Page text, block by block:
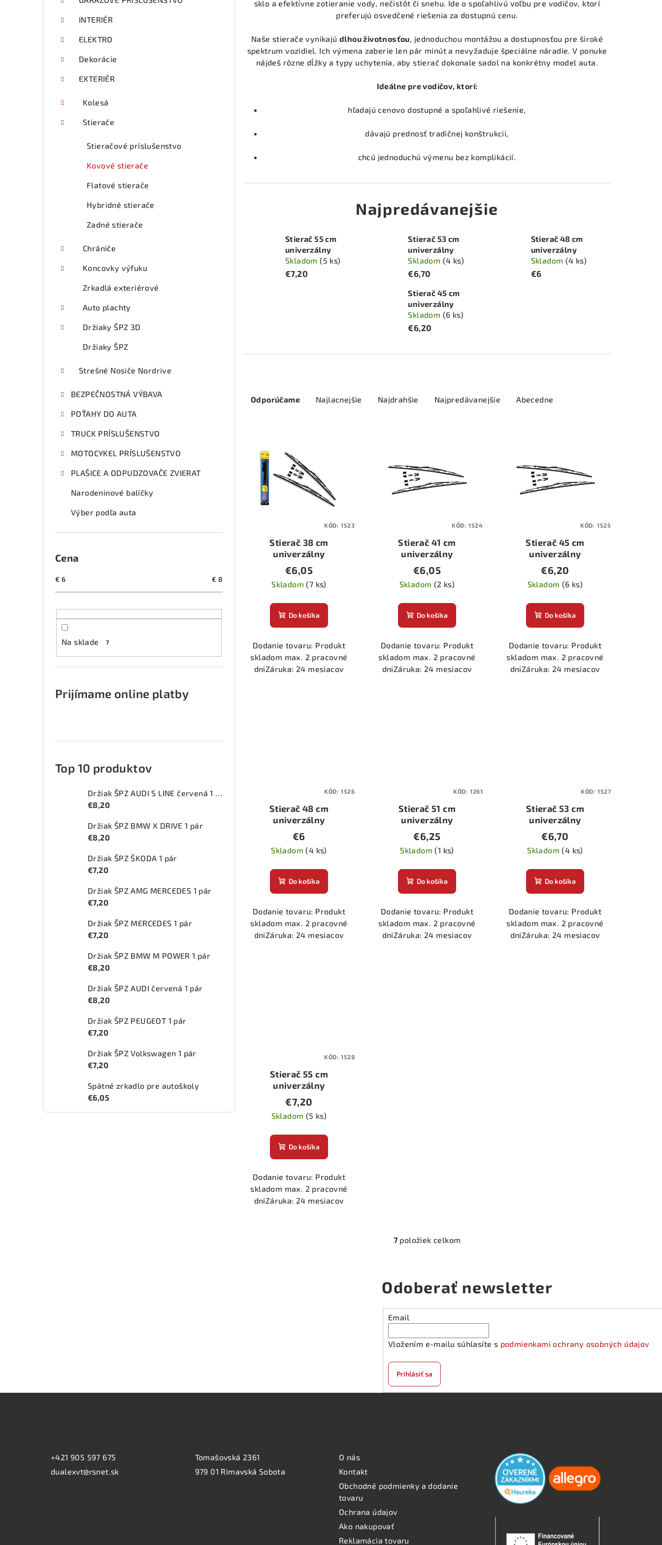
INTERIÉR
ELEKTRO
Dekorácie
EXTERIÉR
Kolesá
Stierače
Stieračové príslušenstvo
Kovové stierače
Flatové stierače
Hybridné stierače
Zadné stierače
Chrániče
Koncovky výfuku
Zrkadlá exteriérové
Auto plachty
Držiaky ŠPZ 3D
Držiaky ŠPZ
Strešné Nosiče Nordrive
BEZPEČNOSTNÁ VÝBAVA
POŤAHY DO AUTA
TRUCK PRÍSLUŠENSTVO
MOTOCYKEL PRÍSLUŠENSTVO
PLAŠICE A ODPUDZOVAČE ZVIERAT
Narodeninové balíčky
Výber podľa auta
Cena
€ 6 € 8
Na sklade 7
Prijímame online platby
Top 10 produktov
Držiak ŠPZ AUDI S LINE červená 1 pár
€8,20
Držiak ŠPZ BMW X DRIVE 1 pár
€8,20
Držiak ŠPZ ŠKODA 1 pár
€7,20
Držiak ŠPZ AMG MERCEDES 1 pár
€7,20
Držiak ŠPZ MERCEDES 1 pár
€7,20
Držiak ŠPZ BMW M POWER 1 pár
€8,20
Držiak ŠPZ AUDI červená 1 pár
€8,20
Držiak ŠPZ PEUGEOT 1 pár
€7,20
Držiak ŠPZ Volkswagen 1 pár
€7,20
Spätné zrkadlo pre autoškoly
€6,05
sklo a efektívne zotieranie vody, nečistôt či snehu. Ide o spoľahlivú voľbu pre vodičov, ktorí
preferujú osvedčené riešenia za dostupnú cenu.
Naše stierače vynikajúdlhou životnosťou, jednoduchou montážou a dostupnosťou pre široké
spektrum vozidiel. Ich výmena zaberie len pár minút a nevyžaduje špeciálne náradie. V ponuke
nájdeš rôzne dĺžky a typy uchytenia, aby stierač dokonale sadol na konkrétny model auta.
Ideálne pre vodičov, ktorí:
hľadajú cenovo dostupné a spoľahlivé riešenie,
dávajú prednosť tradičnej konštrukcii,
chcú jednoduchú výmenu bez komplikácií.
Najpredávanejšie
Stierač 55 cm
univerzálny
Skladom(5 ks)
€7,20
Stierač 53 cm
univerzálny
Skladom (4 ks)
€6,70
Stierač 48 cm
univerzálny
Skladom (4 ks)
€6
Stierač 45 cm
univerzálny
Skladom (6 ks)
€6,20
aOdporúčame Najlacnejšie Najdrahšie Najpredávanejšie Abecedne
o
Stierač 38 cm
univerzálny
€6,05
Skladom(7 ks)
Do košíka
Dodanie tovaru: Produkt
skladom max. 2 pracovné
dniZáruka: 24 mesiacov
KÓD: 1523
Stierač 41 cm
univerzálny
€6,05
Skladom (2 ks)
Do košíka
Dodanie tovaru: Produkt
skladom max. 2 pracovné
dniZáruka: 24 mesiacov
KÓD: 1524
Stierač 45 cm
univerzálny
€6,20
Skladom (6 ks)
Do košíka
Dodanie tovaru: Produkt
skladom max. 2 pracovné
dniZáruka: 24 mesiacov
KÓD: 1525
Stierač 48 cm
univerzálny
€6
Skladom(4 ks)
Do košíka
Dodanie tovaru: Produkt
skladom max. 2 pracovné
dniZáruka: 24 mesiacov
KÓD: 1526
Stierač 51 cm
univerzálny
€6,25
Skladom(1 ks)
Do košíka
Dodanie tovaru: Produkt
skladom max. 2 pracovné
dniZáruka: 24 mesiacov
KÓD: 1261
Stierač 53 cm
univerzálny
€6,70
Skladom(4 ks)
Do košíka
Dodanie tovaru: Produkt
skladom max. 2 pracovné
dniZáruka: 24 mesiacov
KÓD: 1527
Stierač 55 cm
univerzálny
€7,20
Skladom (5 ks)
Do košíka
Dodanie tovaru: Produkt
skladom max. 2 pracovné
dniZáruka: 24 mesiacov
KÓD: 1528
O
á
c
i
p
r
v
s
7 položiek celkom
Odoberať newsletter
Email
Vložením e-mailu súhlasíte s podmienkami ochrany osobných údajov
Prihlásiť sa
+421 905 597 675
dualexvt@rsnet.sk
Tomašovská 2361
979 01 Rimavská Sobota
O nás
Kontakt
Obchodné podmienky a dodanie
tovaru
Ochrana údajov
Ako nakupovať
Reklamácia tovaru